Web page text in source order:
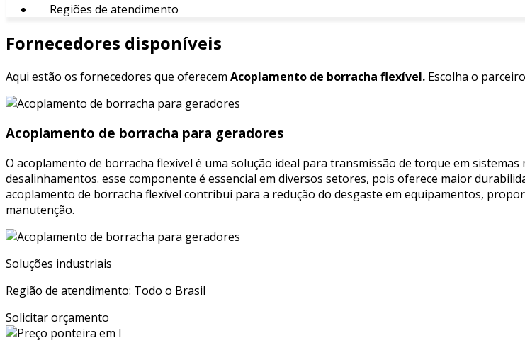
Regiões de atendimento
Fornecedores disponíveis
Aqui estão os fornecedores que oferecem Acoplamento de borracha flexível. Escolha o
Acoplamento de borracha para geradores
O acoplamento de borracha flexível é uma solução ideal para transmissão de torque em
desalinhamentos. esse componente é essencial em diversos setores, pois oferece maior
acoplamento de borracha flexível contribui para a redução do desgaste em equipamentos,
manutenção.
Soluções industriais
Região de atendimento: Todo o Brasil
Solicitar orçamento